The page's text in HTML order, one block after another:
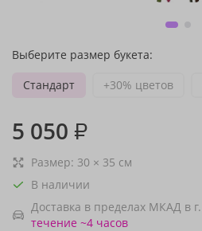
Выберите размер букета:
Стандарт
+30% цветов
5 050 ₽
Размер: 30 × 35 см
В наличии
Доставка в пределах МКАД в
течение ~4 часов